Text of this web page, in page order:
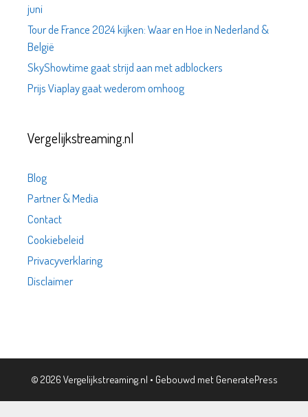
juni
Tour de France 2024 kijken: Waar en Hoe in Nederland &
België
SkyShowtime gaat strijd aan met adblockers
Prijs Viaplay gaat wederom omhoog
Vergelijkstreaming.nl
Blog
Partner & Media
Contact
Cookiebeleid
Privacyverklaring
Disclaimer
© 2026 Vergelijkstreaming.nl • Gebouwd met GeneratePress